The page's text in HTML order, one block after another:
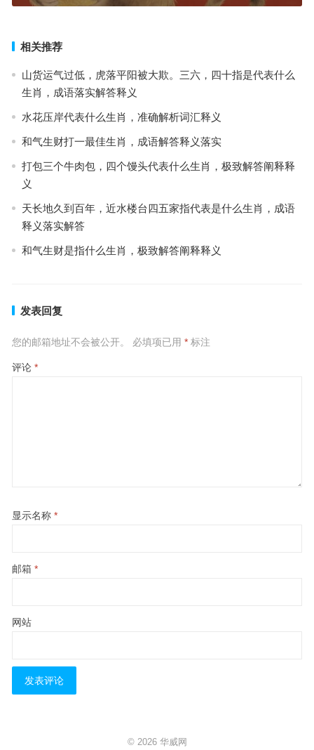
相关推荐
山货运气过低，虎落平阳被大欺。三六，四十指是代表什么
生肖，成语落实解答释义
水花压岸代表什么生肖，准确解析词汇释义
和气生财打一最佳生肖，成语解答释义落实
打包三个牛肉包，四个馒头代表什么生肖，极致解答阐释释
义
天长地久到百年，近水楼台四五家指代表是什么生肖，成语
释义落实解答
和气生财是指什么生肖，极致解答阐释释义
发表回复
您的邮箱地址不会被公开。 必填项已用 *标注
评论 *
显示名称 *
邮箱 *
网站
© 2026 华威网